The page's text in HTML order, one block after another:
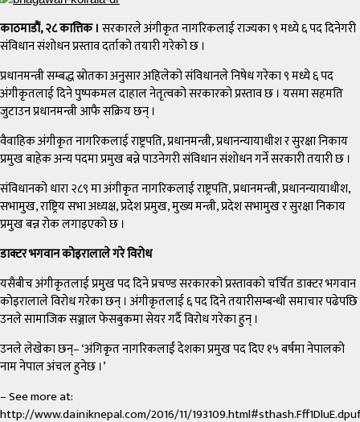
काठमाडौं, २८ कात्तिक । सरकारले अंगीकृत नागरिकलाई राज्यका ९ मध्ये ६ पद दिनेगरी
संविधान संशोधन प्रस्ताव दर्ताको तयारी गरेको छ ।
प्रधानमन्त्री सम्बद्ध स्रोतका अनुसार अहिलेको संविधानले निषेध गरेका ९ मध्ये ६ पद
अंगीकृतलाई दिने पुष्पकमल दाहाल नेतृत्वको सरकारको प्रस्ताव छ । यसमा सहमति
जुटाउन प्रधानमन्त्री आफै सक्रिय छन् ।
वैवाहिक अंगीकृत नागरिकलाई राष्ट्रपति, प्रधानमन्त्री, प्रधानन्यायाधीश र सुरक्षा निकाय
प्रमुख बाहेक अन्य पदमा प्रमुख बन्ने पाउनेगरी संविधान संशोधन गर्ने सरकारी तयारी छ ।
संविधानको धारा २८९ मा अंगीकृत नागरिकलाई राष्ट्रपति, प्रधानमन्त्री, प्रधानन्यायाधीश,
सभामुख, राष्ट्रिय सभा अध्यक्ष, प्रदेश प्रमुख, मुख्य मन्त्री, प्रदेश सभामुख र सुरक्षा निकाय
प्रमुख बन्न रोक लगाइएको छ ।
डाक्टर भगवान कोइरालाले गरे विरोध
यसैबीच अंगीकृतलाई प्रमुख पद दिने प्रचण्ड सरकारको प्रस्तावको चर्चित डाक्टर भगवान
कोइरालाले विरोध गरेका छन् । अंगीकृतलाई ६ पद दिने तयारीसम्बन्धी समाचार पढेपछि
उनले सामाजिक सञ्जाल फेसबुकमा सेयर गर्दै विरोध गरेका हुन् ।
उनले लेखेका छन्– ‘अंगिकृत नागरिकलाईं देशका प्रमुख पद दिए १५ बर्षमा नेपालको
नाम नेपाल अंचल हुनेछ ।’
– See more at:
http://www.dainiknepal.com/2016/11/193109.html#sthash.Fff1DluE.dpuf